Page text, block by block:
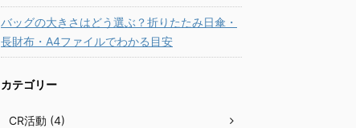
バッグの大きさはどう選ぶ？折りたたみ日傘・
長財布・A4ファイルでわかる目安
カテゴリー
CR活動 (4)